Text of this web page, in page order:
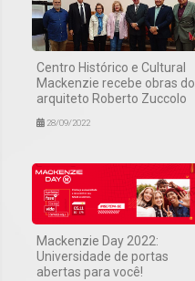
Centro Histórico e Cultural
Mackenzie recebe obras do
arquiteto Roberto Zuccolo
28/09/2022
Mackenzie Day 2022:
Universidade de portas
abertas para você!